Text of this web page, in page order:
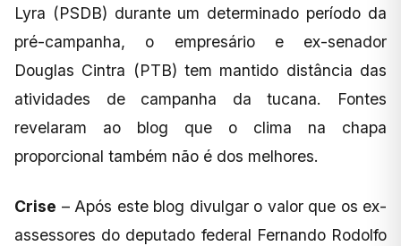
Lyra (PSDB) durante um determinado período da
pré-campanha, o empresário e ex-senador
Douglas Cintra (PTB) tem mantido distância das
atividades de campanha da tucana. Fontes
revelaram ao blog que o clima na chapa
proporcional também não é dos melhores.
Crise – Após este blog divulgar o valor que os ex-
assessores do deputado federal Fernando Rodolfo